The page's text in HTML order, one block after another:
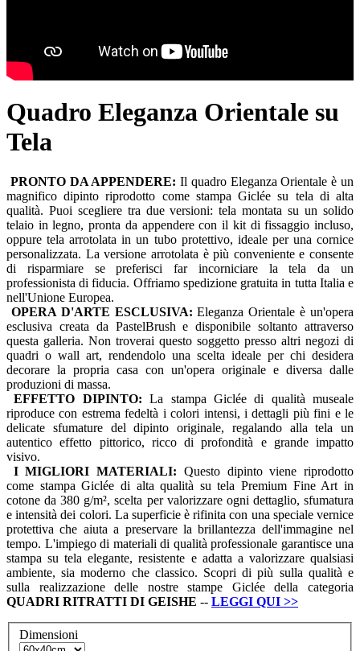
Quadro Eleganza Orientale su
Tela
PRONTO DA APPENDERE:Il quadro Eleganza Orientale è un
magnifico dipinto riprodotto come stampa Giclée su tela di alta
qualità. Puoi scegliere tra due versioni: tela montata su un solido
telaio in legno, pronta da appendere con il kit di fissaggio incluso,
oppure tela arrotolata in un tubo protettivo, ideale per una cornice
personalizzata. La versione arrotolata è più conveniente e consente
di risparmiare se preferisci far incorniciare la tela da un
professionista di fiducia. Offriamo spedizione gratuita in tutta Italia e
nell'Unione Europea.
OPERA D'ARTE ESCLUSIVA:Eleganza Orientale è un'opera
esclusiva creata da PastelBrush e disponibile soltanto attraverso
questa galleria. Non troverai questo soggetto presso altri negozi di
quadri o wall art, rendendolo una scelta ideale per chi desidera
decorare la propria casa con un'opera originale e diversa dalle
produzioni di massa.
EFFETTO DIPINTO: La stampa Giclée di qualità museale
riproduce con estrema fedeltà i colori intensi, i dettagli più fini e le
delicate sfumature del dipinto originale, regalando alla tela un
autentico effetto pittorico, ricco di profondità e grande impatto
visivo.
I MIGLIORI MATERIALI: Questo dipinto viene riprodotto
come stampa Giclée di alta qualità su tela Premium Fine Art in
cotone da 380 g/m², scelta per valorizzare ogni dettaglio, sfumatura
e intensità dei colori. La superficie è rifinita con una speciale vernice
protettiva che aiuta a preservare la brillantezza dell'immagine nel
tempo. L'impiego di materiali di qualità professionale garantisce una
stampa su tela elegante, resistente e adatta a valorizzare qualsiasi
ambiente, sia moderno che classico. Scopri di più sulla qualità e
sulla realizzazione delle nostre stampe Giclée della categoria
QUADRI RITRATTI DI GEISHE -- LEGGI QUI >>
Dimensioni